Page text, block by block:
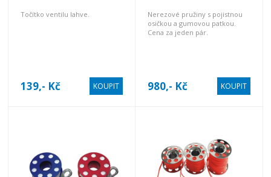
Točítko ventilu lahve.
139,- Kč KOUPIT
Nerezové pružiny s pojistnou
osičkou a gumovou patkou.
Cena za jeden pár.
980,- Kč KOUPIT